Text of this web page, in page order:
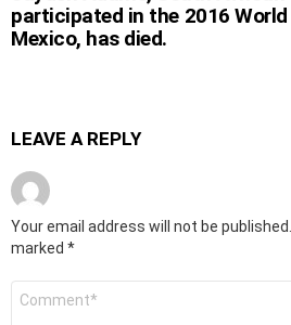
participated in the 2016
Mexico, has died.
LEAVE A REPLY
Your email address will not be published.
marked *